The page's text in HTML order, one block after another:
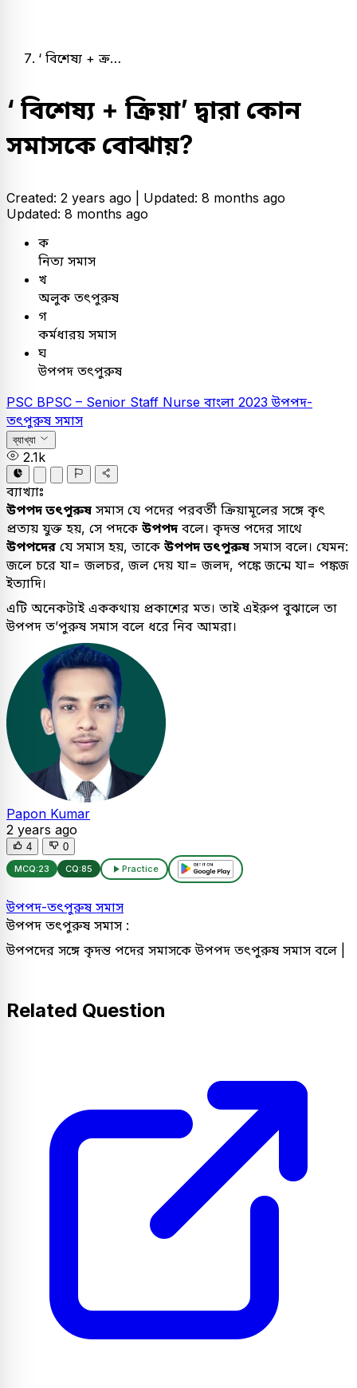
‘ বিশেষ্য + ক্র…
‘ বিশেষ্য + ক্রিয়া’ দ্বারা কোন
সমাসকে বোঝায়?
Created: 2 years ago | Updated: 8 months ago
Updated: 8 months ago
ক
নিত্য সমাস
খ
অলুক তৎপুরুষ
গ
কর্মধারয় সমাস
ঘ
উপপদ তৎপুরুষ
PSC BPSC – Senior Staff Nurse বাংলা 2023উপপদ-
তৎপুরুষ সমাস
ব্যাখ্যা
2.1k
ব্যাখ্যাঃ
উপপদ তৎপুরুষ সমাস যে পদের পরবর্তী ক্রিয়ামূলের সঙ্গে কৃৎ
প্রত্যয় যুক্ত হয়, সে পদকে উপপদ বলে। কৃদন্ত পদের সাথে
উপপদের যে সমাস হয়, তাকে উপপদ তৎপুরুষ সমাস বলে। যেমন:
জলে চরে যা= জলচর, জল দেয় যা= জলদ, পঙ্কে জন্মে যা= পঙ্কজ
ইত্যাদি।
এটি অনেকটাই এককথায় প্রকাশের মত। তাই এইরুপ বুঝালে তা
উপপদ ত’পুরুষ সমাস বলে ধরে নিব আমরা।
Papon Kumar
2 years ago
4 0
MCQ:23 CQ:85 Practice
উপপদ-তৎপুরুষ সমাস
উপপদ তৎপুরুষ সমাস :
উপপদের সঙ্গে কৃদন্ত পদের সমাসকে উপপদ তৎপুরুষ সমাস বলে |
Related Question